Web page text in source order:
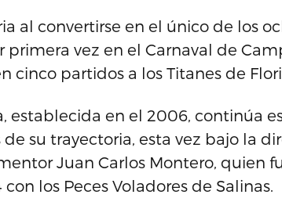
al convertirse en el único de los
primera vez en el Carnaval de
cinco partidos a los Titanes de
establecida en el 2006, continúa
su trayectoria, esta vez bajo la
Juan Carlos Montero, quien
con los Peces Voladores de Salinas.